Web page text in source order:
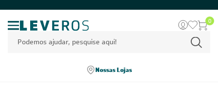
0
Nossas Lojas